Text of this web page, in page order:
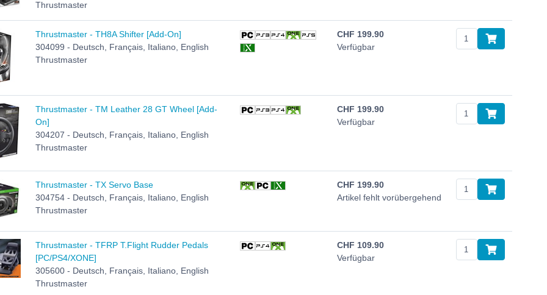
Thrustmaster
Thrustmaster - TH8A Shifter [Add-On]
304099 - Deutsch, Français, Italiano, English
Thrustmaster
CHF 199.90
Verfügbar
Thrustmaster - TM Leather 28 GT Wheel [Add-
On]
304207 - Deutsch, Français, Italiano, English
Thrustmaster
CHF 199.90
Verfügbar
Thrustmaster - TX Servo Base
304754 - Deutsch, Français, Italiano, English
Thrustmaster
CHF 199.90
Artikel fehlt vorübergehend
Thrustmaster - TFRP T.Flight Rudder Pedals
[PC/PS4/XONE]
305600 - Deutsch, Français, Italiano, English
Thrustmaster
CHF 109.90
Verfügbar